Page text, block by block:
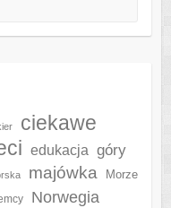
ciekawe
edukacja góry
majówka
Morze
Norwegia